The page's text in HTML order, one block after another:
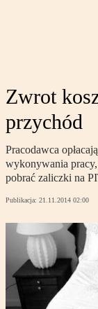
Zwrot
przychód
Pracodawca
wykonywania pracy,
pobrać zaliczki na
Publikacja: 21.11.2014 02:00